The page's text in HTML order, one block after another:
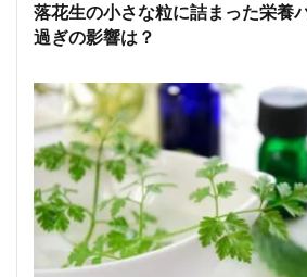
落花生の小さな粒に詰まった栄養
過ぎの影響は？